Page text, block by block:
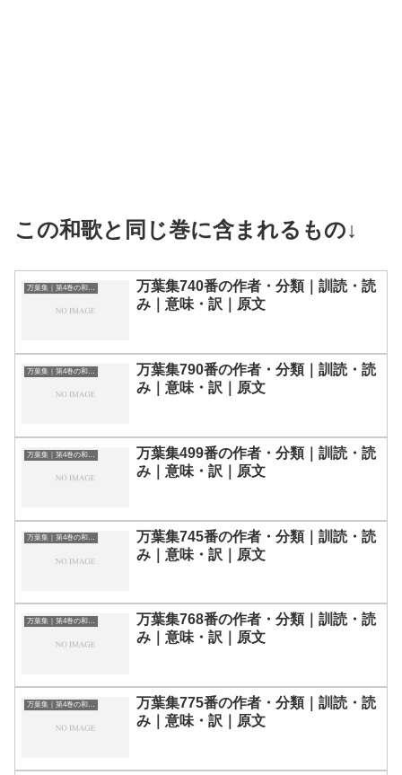
この和歌と同じ巻に含まれるもの↓
万葉集740番の作者・分類｜訓読・読
み｜意味・訳｜原文
万葉集｜第4巻の和歌一覧
万葉集790番の作者・分類｜訓読・読
み｜意味・訳｜原文
万葉集｜第4巻の和歌一覧
万葉集499番の作者・分類｜訓読・読
み｜意味・訳｜原文
万葉集｜第4巻の和歌一覧
万葉集745番の作者・分類｜訓読・読
み｜意味・訳｜原文
万葉集｜第4巻の和歌一覧
万葉集768番の作者・分類｜訓読・読
み｜意味・訳｜原文
万葉集｜第4巻の和歌一覧
万葉集775番の作者・分類｜訓読・読
み｜意味・訳｜原文